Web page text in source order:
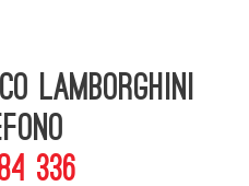
Lamborghini
336